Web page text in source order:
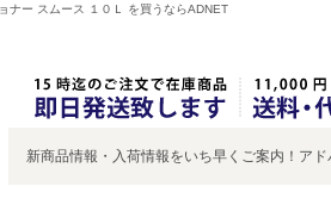
ナー スムース １０Ｌ を買うならADNET
商品情報・入荷情報をいち早くご案内！アドバ公